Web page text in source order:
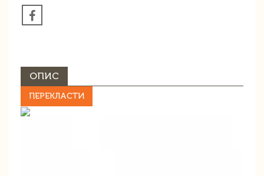
ОПИС
ПЕРЕКЛАСТИ